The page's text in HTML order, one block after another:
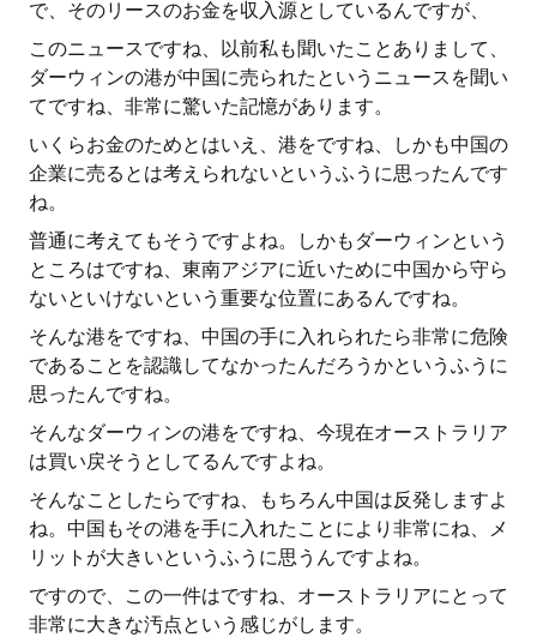
で、そのリースのお金を収入源としているんですが、
このニュースですね、以前私も聞いたことありまして、
ダーウィンの港が中国に売られたというニュースを聞い
てですね、非常に驚いた記憶があります。
いくらお金のためとはいえ、港をですね、しかも中国の
企業に売るとは考えられないというふうに思ったんです
ね。
普通に考えてもそうですよね。しかもダーウィンという
ところはですね、東南アジアに近いために中国から守ら
ないといけないという重要な位置にあるんですね。
そんな港をですね、中国の手に入れられたら非常に危険
であることを認識してなかったんだろうかというふうに
思ったんですね。
そんなダーウィンの港をですね、今現在オーストラリア
は買い戻そうとしてるんですよね。
そんなことしたらですね、もちろん中国は反発しますよ
ね。中国もその港を手に入れたことにより非常にね、メ
リットが大きいというふうに思うんですよね。
ですので、この一件はですね、オーストラリアにとって
非常に大きな汚点という感じがします。